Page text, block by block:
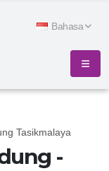
Bahasa
Tasikmalaya
-